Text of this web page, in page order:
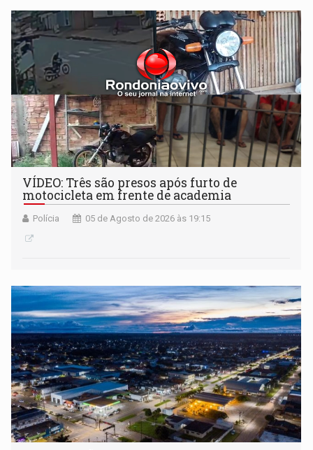
VÍDEO: Três são presos após furto de
motocicleta em frente de academia
Polícia 05 de Agosto de 2026 às 19:15